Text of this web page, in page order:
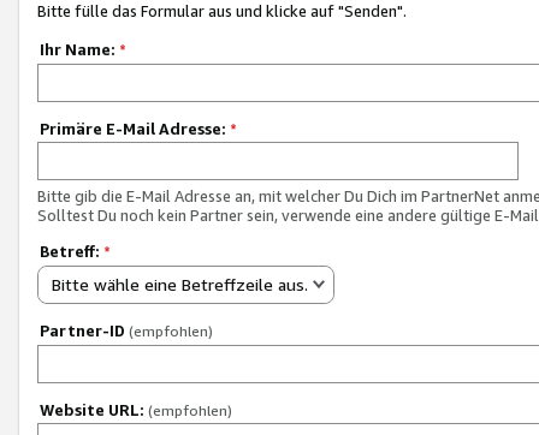
Bitte fülle das Formular aus und klicke auf "Senden".
Ihr Name: *
Primäre E-Mail Adresse: *
Bitte gib die E-Mail Adresse an, mit welcher Du Dich im PartnerNet
Solltest Du noch kein Partner sein, verwende eine andere gültige E-
Betreff: *
Bitte wähle eine Betreffzeile aus.
Partner-ID (empfohlen)
Website URL: (empfohlen)